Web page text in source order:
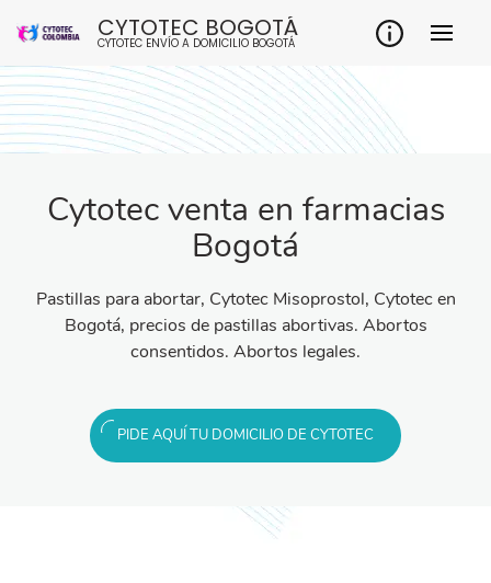
CYTOTEC BOGOTÁ
CYTOTEC ENVÍO A DOMICILIO BOGOTÁ
Cytotec venta en farmacias
Bogotá
Pastillas para abortar, Cytotec Misoprostol, Cytotec en
Bogotá, precios de pastillas abortivas. Abortos
consentidos. Abortos legales.
PIDE AQUÍ TU DOMICILIO DE CYTOTEC